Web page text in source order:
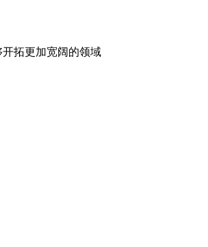
拓更加宽阔的领域